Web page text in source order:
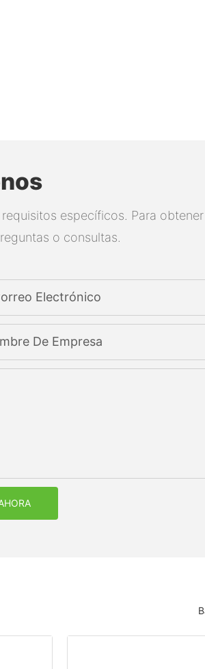
específicos. Para
o consultas.
Electrónico
De Empresa